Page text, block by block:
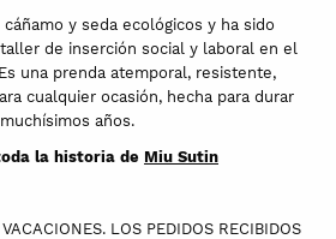
y seda ecológicos y ha sido
de inserción social y laboral en el
una prenda atemporal, resistente,
cualquier ocasión, hecha para durar
muchísimos años.
la historia de Miu Sutin
LOS PEDIDOS RECIBIDOS